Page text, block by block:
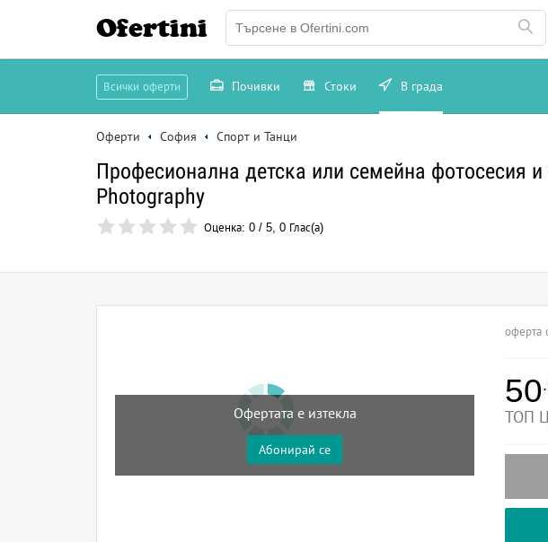
Ofertini
Всички оферти Почивки Стоки В града
Оферти София Спорт и Танци
Професионална детска или семейна фотосесия
Photography
Оценка: 0 / 5, 0 Глас(а)
Офертата е изтекла
Абонирай се
оферта
50
ТОП